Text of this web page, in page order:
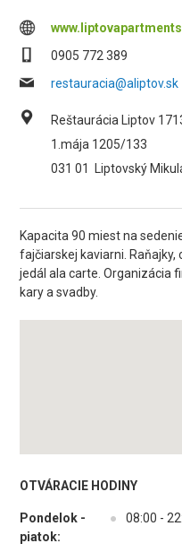
0905 772 389
restauracia@aliptov.sk
Reštaurácia Liptov
1.mája 1205/133
031 01
Liptovský
Kapacita 90 miest na
fajčiarskej kaviarni.
jedál ala carte. Organizácia
kary a svadby.
OTVÁRACIE HODINY
Pondelok -
piatok:
● 08:00 -